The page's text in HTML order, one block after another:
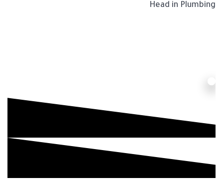
Head in Plumbing